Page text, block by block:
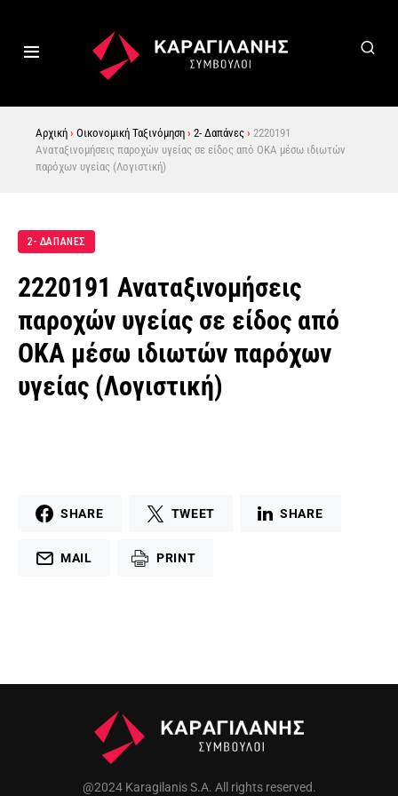
Αρχική › Οικονομική Ταξινόμηση › 2- Δαπάνες › 2220191
Αναταξινομήσεις παροχών υγείας σε είδος από ΟΚΑ μέσω ιδιωτών
παρόχων υγείας (Λογιστική)
2- ΔΑΠΑΝΕΣ
2220191 Αναταξινομήσεις
παροχών υγείας σε είδος από
ΟΚΑ μέσω ιδιωτών παρόχων
υγείας (Λογιστική)
SHARE TWEET SHARE
MAIL PRINT
@2024 Karagilanis S.A. All rights reserved.